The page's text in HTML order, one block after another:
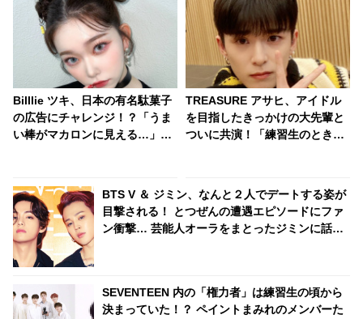
Billlie ツキ、日本の有名駄菓子
の広告にチャレンジ！？「うま
い棒がマカロンに見える…」愛
TREASURE アサヒ、アイドル
を目指したきっかけの大先輩と
ついに共演！「練習生のときか
到
BTS V ＆ ジミン、なんと２人でデートする姿が
目撃される！ とつぜんの遭遇エピソードにファ
ン衝撃… 芸能人オーラをまとったジミンに話し
SEVENTEEN 内の「権力者」は練習生の頃から
決まっていた！？ ペイントまみれのメンバーた